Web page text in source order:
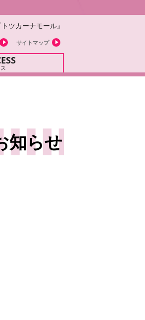
ツカーナモール』
サイトマップ
知らせ